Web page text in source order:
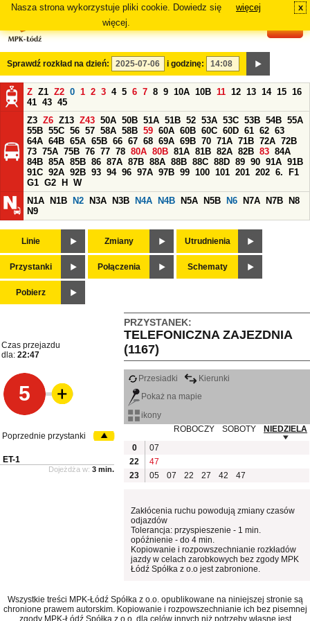
Nasza strona wykorzystuje pliki cookie. Dowiedz się
więcej.
więcej x
Sprawdź rozkład na dzień: i godzinę:
Z Z1 Z2 0 1 2 3 4 5 6 7 8 9 10A 10B 11 12 13 14 15 16
41 43 45
Z3 Z6 Z13 Z43 50A 50B 51A 51B 52 53A 53C 53B 54B 55A
55B 55C 56 57 58A 58B 59 60A 60B 60C 60D 61 62 63
64A 64B 65A 65B 66 67 68 69A 69B 70 71A 71B 72A 72B
73 75A 75B 76 77 78 80A 80B 81A 81B 82A 82B 83 84A
84B 85A 85B 86 87A 87B 88A 88B 88C 88D 89 90 91A 91B
91C 92A 92B 93 94 96 97A 97B 99 100 101 201 202 6.
F1
G1 G2 H
W
N1A
N1B N2 N3A N3B N4A N4B N5A N5B N6 N7A N7B
N8
N9
Linie Zmiany Utrudnienia
Przystanki Połączenia Schematy
Pobierz
PRZYSTANEK:
TELEFONICZNA ZAJEZDNIA
(1167)
Czas przejazdu
dla: 22:47
5
Przesiadki
Kierunki
Pokaż na mapie
ikony
ROBOCZY
SOBOTY
NIEDZIELA
0
07
22
47
23
05 07 22 27 42 47
Zakłócenia ruchu powodują zmiany czasów
odjazdów
Tolerancja: przyspieszenie - 1 min.
opóźnienie - do 4 min.
Kopiowanie i rozpowszechnianie rozkładów
jazdy w celach zarobkowych bez zgody MPK
Łódź Spółka z o.o jest zabronione.
Poprzednie przystanki
ET-1
Dojeżdża w: 3 min.
Wszystkie treści MPK-Łódź Spółka z o.o. opublikowane na niniejszej stronie są
chronione prawem autorskim. Kopiowanie i rozpowszechnianie ich bez pisemnej
zgody MPK-Łódź Spółka z o.o. dla celów innych niż potrzeby własne jest